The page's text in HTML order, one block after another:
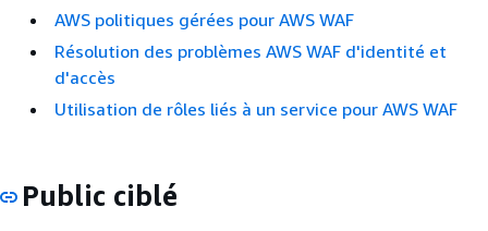
AWS politiques gérées pour AWS WAF
Résolution des problèmes AWS WAF d'identité et
d'accès
Utilisation de rôles liés à un service pour AWS WAF
Public ciblé